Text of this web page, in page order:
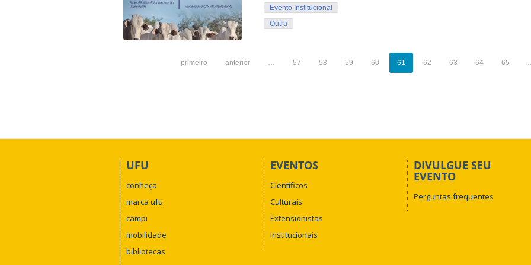
Evento Institucional
Outra
primeiro anterior 57 58 59 60 61 62 63 64 65
UFU
conheça
marca ufu
campi
mobilidade
bibliotecas
EVENTOS
Científicos
Culturais
Extensionistas
Institucionais
DIVULGUE SEU
EVENTO
Perguntas frequentes